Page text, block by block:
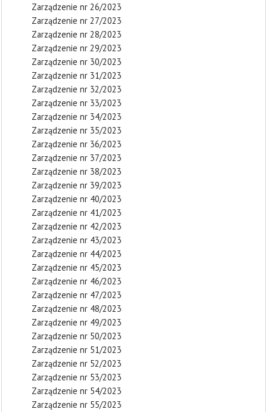
Zarządzenie nr 26/2023
Zarządzenie nr 27/2023
Zarządzenie nr 28/2023
Zarządzenie nr 29/2023
Zarządzenie nr 30/2023
Zarządzenie nr 31/2023
Zarządzenie nr 32/2023
Zarządzenie nr 33/2023
Zarządzenie nr 34/2023
Zarządzenie nr 35/2023
Zarządzenie nr 36/2023
Zarządzenie nr 37/2023
Zarządzenie nr 38/2023
Zarządzenie nr 39/2023
Zarządzenie nr 40/2023
Zarządzenie nr 41/2023
Zarządzenie nr 42/2023
Zarządzenie nr 43/2023
Zarządzenie nr 44/2023
Zarządzenie nr 45/2023
Zarządzenie nr 46/2023
Zarządzenie nr 47/2023
Zarządzenie nr 48/2023
Zarządzenie nr 49/2023
Zarządzenie nr 50/2023
Zarządzenie nr 51/2023
Zarządzenie nr 52/2023
Zarządzenie nr 53/2023
Zarządzenie nr 54/2023
Zarządzenie nr 55/2023